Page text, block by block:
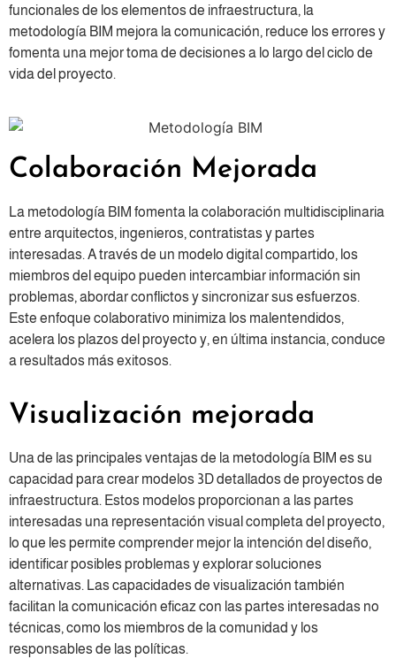
funcionales de los elementos de infraestructura, la
metodología BIM mejora la comunicación, reduce los errores y
fomenta una mejor toma de decisiones a lo largo del ciclo de
vida del proyecto.
Colaboración Mejorada
La metodología BIM fomenta la colaboración multidisciplinaria
entre arquitectos, ingenieros, contratistas y partes
interesadas. A través de un modelo digital compartido, los
miembros del equipo pueden intercambiar información sin
problemas, abordar conflictos y sincronizar sus esfuerzos.
Este enfoque colaborativo minimiza los malentendidos,
acelera los plazos del proyecto y, en última instancia, conduce
a resultados más exitosos.
Visualización mejorada
Una de las principales ventajas de la metodología BIM es su
capacidad para crear modelos 3D detallados de proyectos de
infraestructura. Estos modelos proporcionan a las partes
interesadas una representación visual completa del proyecto,
lo que les permite comprender mejor la intención del diseño,
identificar posibles problemas y explorar soluciones
alternativas. Las capacidades de visualización también
facilitan la comunicación eficaz con las partes interesadas no
técnicas, como los miembros de la comunidad y los
responsables de las políticas.